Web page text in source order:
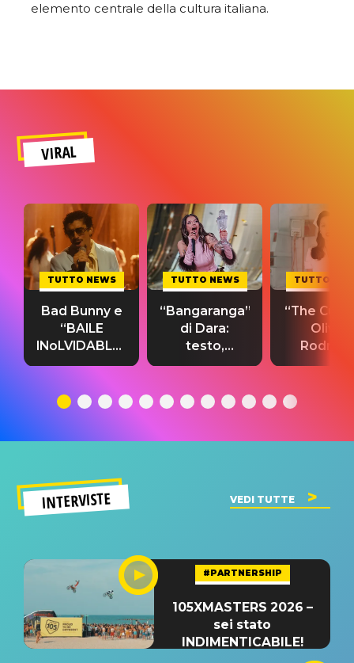
elemento centrale della cultura italiana.
VIRAL
TUTTO NEWS
Bad Bunny e
“BAILE
INoLVIDABLE”:
testo,
significato
TUTTO NEWS
“Bangaranga”
di Dara:
testo,
traduzione e
del singolo
TUTTO
“The
Olivia
testo,
INTERVISTE VEDI TUTTE
#PARTNERSHIP
105XMASTERS 2026 –
sei stato
INDIMENTICABILE!